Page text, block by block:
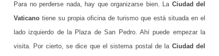
Para no perderse nada, hay que organizarse bien. La Ciudad del
Vaticano tiene su propia oficina de turismo que está situada en el
lado izquierdo de la Plaza de San Pedro. Ahí puede empezar la
visita. Por cierto, se dice que el sistema postal de la Ciudad del